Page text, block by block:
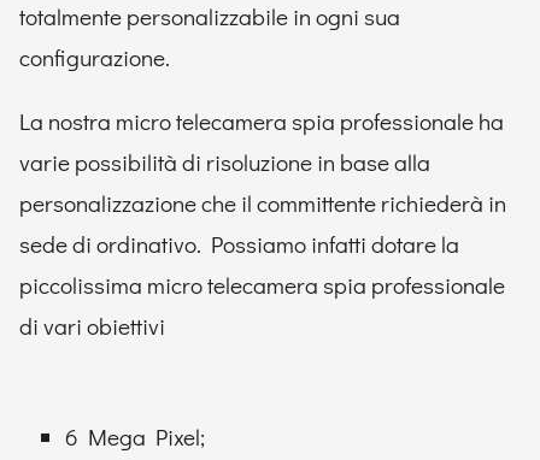
totalmente personalizzabile in ogni sua
configurazione.
La nostra micro telecamera spia professionale ha
varie possibilità di risoluzione in base alla
personalizzazione che il committente richiederà in
sede di ordinativo. Possiamo infatti dotare la
piccolissima micro telecamera spia professionale
di vari obiettivi
6 Mega Pixel;